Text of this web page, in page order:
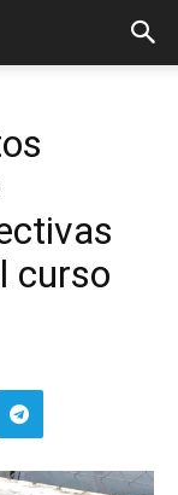
curso